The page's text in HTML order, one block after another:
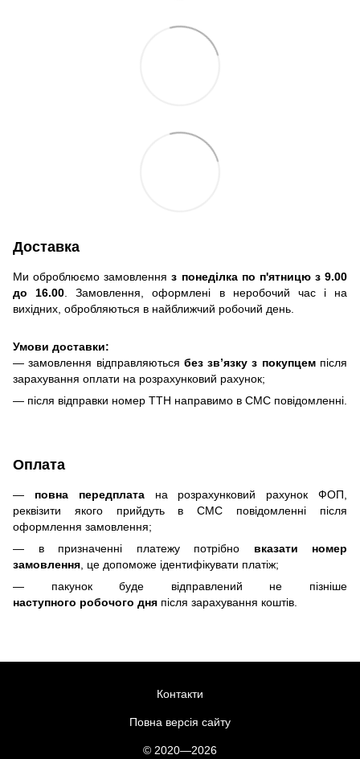
Доставка
Ми оброблюємо замовленняз понеділка по п'ятницю з 9.00
до 16.00. Замовлення, оформлені в неробочий час і на
вихідних, обробляються в найближчий робочий день.
Умови доставки:
— замовлення відправляються без зв’язку з покупцемпісля
зарахування оплати на розрахунковий рахунок;
— після відправки номер ТТН направимо в СМС повідомленні.
Оплата
— повна передплатана розрахунковий рахунок ФОП,
реквізити якого прийдуть в СМС повідомленні після
оформлення замовлення;
— в призначенні платежу потрібно вказати номер
замовлення, це допоможе ідентифікувати платіж;
— пакунок буде відправлений не пізніше
наступного робочого дня після зарахування коштів.
Контакти
Повна версія сайту
© 2020—2026